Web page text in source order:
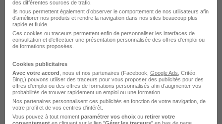
ARMEE DE L'AIR ET DE L'ESPACE Recrutement Chargé
de recherche
ARMEE DE L'AIR ET DE L'ESPACE Recrutement Agent
de parachèvement
ARMEE DE L'AIR ET DE L'ESPACE Recrutement
Comptable
ARMEE DE L'AIR ET DE L'ESPACE Recrutement
Moniteur
ARMEE DE L'AIR ET DE L'ESPACE Recrutement Pilote
de chasse
ARMEE DE L'AIR ET DE L'ESPACE Recrutement
des différentes sources de trafic.
Ils nous permettent également d’observer le comportement de nos utilisateurs afin
d'améliorer nos produits et rendre la navigation dans nos sites beaucoup plus
rapide et fluide.
Ces cookies ou traceurs permettent enfin de personnaliser les interfaces de
consultation et d'effectuer une présentation personnalisée des offres d'emploi ou
de formations proposées.
Cookies publicitaires
Avec votre accord , nous et nos partenaires (Facebook, Google Ads , Critéo,
Bing,) pouvons utiliser des traceurs pour vous proposer des publicités pour des
offres d’emploi ou des offres de formations personnalisés afin d’augmenter vos
probabilités de trouver rapidement un emploi ou une formation.
Nos partenaires personnalisent ces publicités en fonction de votre navigation, de
votre profil et de vos centres d’intérêt.
Vous pouvez à tout moment paramétrer vos choix ou retirer votre